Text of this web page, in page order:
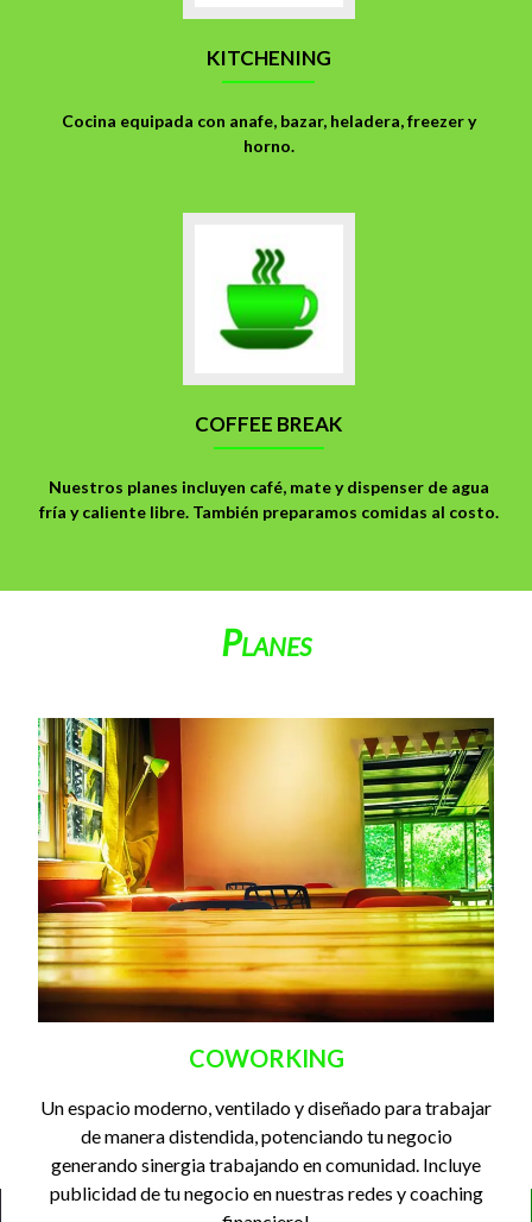
KITCHENING
Cocina equipada con anafe, bazar, heladera, freezer y
horno.
COFFEE BREAK
Nuestros planes incluyen café, mate y dispenser de agua
fría y caliente libre. También preparamos comidas al costo.
Planes
COWORKING
Un espacio moderno, ventilado y diseñado para trabajar
de manera distendida, potenciando tu negocio
generando sinergia trabajando en comunidad. Incluye
publicidad de tu negocio en nuestras redes y coaching